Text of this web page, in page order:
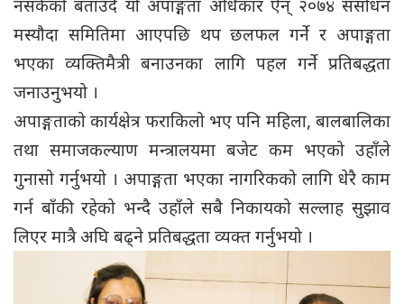
नसकेको बताउँदै यो अपाङ्गता अधिकार ऐन् २०७४ संसोधन
मस्यौदा समितिमा आएपछि थप छलफल गर्ने र अपाङ्गता
भएका व्यक्तिमैत्री बनाउनका लागि पहल गर्ने प्रतिबद्धता
जनाउनुभयो ।
अपाङ्गताको कार्यक्षेत्र फराकिलो भए पनि महिला, बालबालिका
तथा समाजकल्याण मन्त्रालयमा बजेट कम भएको उहाँले
गुनासो गर्नुभयो । अपाङ्गता भएका नागरिकको लागि धेरै काम
गर्न बाँकी रहेको भन्दै उहाँले सबै निकायको सल्लाह सुझाव
लिएर मात्रै अघि बढ्ने प्रतिबद्धता व्यक्त गर्नुभयो ।